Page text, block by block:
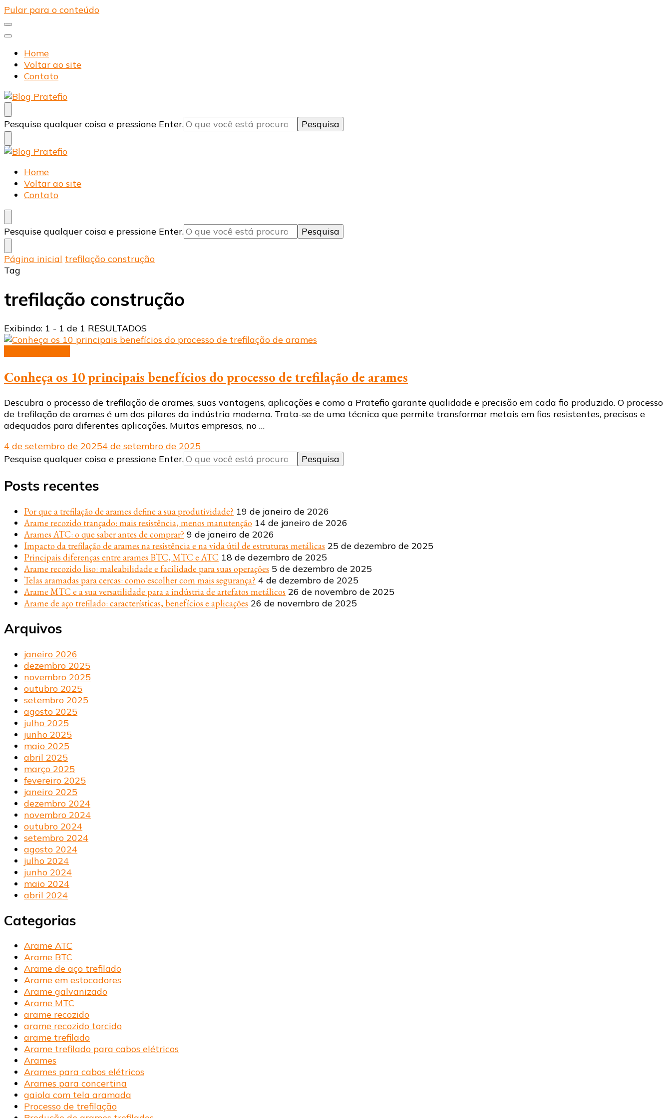
Pular para o conteúdo
Home
Voltar ao site
Contato
Blog Pratefio
Arames e Telas de Qualidade
Procurando
algo?
Pesquise qualquer coisa e pressione Enter.
Blog Pratefio
Arames e Telas de Qualidade
Home
Voltar ao site
Contato
Procurando
algo?
Pesquise qualquer coisa e pressione Enter.
Página inicial trefilação construção
Tag
trefilação construção
Exibindo: 1 - 1 de 1 RESULTADOS
Conheça os 10 principais benefícios do processo de trefilação de arames
Descubra o processo de trefilação de arames, suas vantagens, aplicações e como a Pratefio garante qualidade e precisão em cada fio produzido. O processo
de trefilação de arames é um dos pilares da indústria moderna. Trata-se de uma técnica que permite transformar metais em fios resistentes, precisos e
adequados para diferentes aplicações. Muitas empresas, no …
4 de setembro de 20254 de setembro de 2025
Procurando
Pesquise qualquer coisa e pressione Enter.
Posts recentes
Por que a trefilação de arames define a sua produtividade? 19 de janeiro de 2026
Arame recozido trançado: mais resistência, menos manutenção 14 de janeiro de 2026
Arames ATC: o que saber antes de comprar? 9 de janeiro de 2026
Impacto da trefilação de arames na resistência e na vida útil de estruturas metálicas 25 de dezembro de 2025
Principais diferenças entre arames BTC, MTC e ATC 18 de dezembro de 2025
Arame recozido liso: maleabilidade e facilidade para suas operações 5 de dezembro de 2025
Telas aramadas para cercas: como escolher com mais segurança? 4 de dezembro de 2025
Arame MTC e a sua versatilidade para a indústria de artefatos metálicos 26 de novembro de 2025
Arame de aço trefilado: características, benefícios e aplicações 26 de novembro de 2025
Arquivos
janeiro 2026
dezembro 2025
novembro 2025
outubro 2025
setembro 2025
agosto 2025
julho 2025
junho 2025
maio 2025
abril 2025
março 2025
fevereiro 2025
janeiro 2025
dezembro 2024
novembro 2024
outubro 2024
setembro 2024
agosto 2024
julho 2024
junho 2024
maio 2024
abril 2024
Categorias
Arame ATC
Arame BTC
Arame de aço trefilado
Arame em estocadores
Arame galvanizado
Arame MTC
arame recozido
arame recozido torcido
arame trefilado
Arame trefilado para cabos elétricos
Arames
Arames para cabos elétricos
Arames para concertina
gaiola com tela aramada
Processo de trefilação